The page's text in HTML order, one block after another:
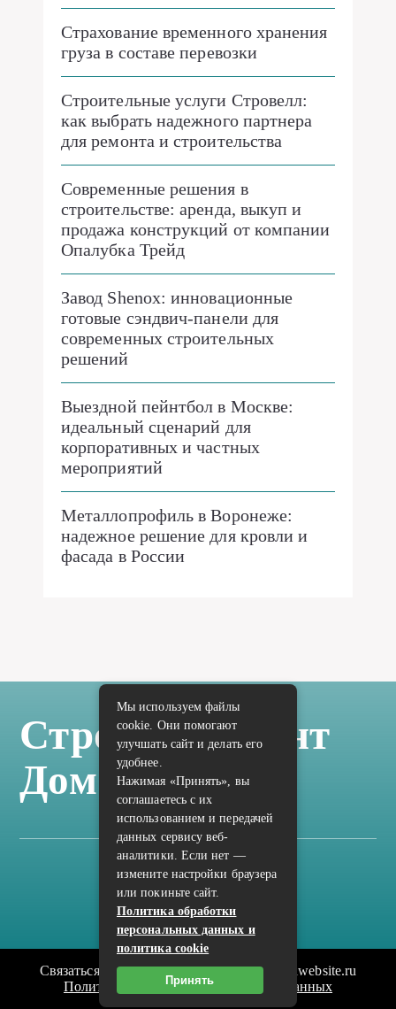
Страхование временного хранения
груза в составе перевозки
Строительные услуги Стровелл:
как выбрать надежного партнера
для ремонта и строительства
Современные решения в
строительстве: аренда, выкуп и
продажа конструкций от компании
Опалубка Трейд
Завод Shenox: инновационные
готовые сэндвич-панели для
современных строительных
решений
Выездной пейнтбол в Москве:
идеальный сценарий для
корпоративных и частных
мероприятий
Металлопрофиль в Воронеже:
надежное решение для кровли и
фасада в России
Стройка Ремонт
Дом Отделка
Карта сайта
Политика конфиденциальности
Связаться с редакцией сайта: vilic.ru@mailwebsite.ru
Политика обработки персональных данных
Мы используем файлы
cookie. Они помогают
улучшать сайт и делать его
удобнее.
Нажимая «Принять», вы
соглашаетесь с их
использованием и передачей
данных сервису веб-
аналитики. Если нет —
измените настройки браузера
или покиньте сайт.
Политика обработки
персональных данных и
политика cookie
Принять